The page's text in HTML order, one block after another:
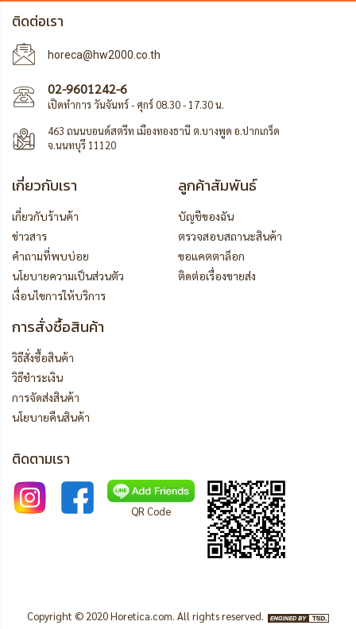
ติดต่อเรา
horeca@hw2000.co.th
02-9601242-6
เปิดทำการ วันจันทร์ - ศุกร์ 08.30 - 17.30 น.
463 ถนนบอนด์สตรีท เมืองทองธานี ต.บางพูด อ.ปากเกร็ด
จ.นนทบุรี 11120
เกี่ยวกับเรา
เกี่ยวกับร้านค้า
ข่าวสาร
คำถามที่พบบ่อย
นโยบายความเป็นส่วนตัว
เงื่อนไขการให้บริการ
ลูกค้าสัมพันธ์
บัญชีของฉัน
ตรวจสอบสถานะสินค้า
ขอแคตตาล็อก
ติดต่อเรื่องขายส่ง
การสั่งซื้อสินค้า
วิธีสั่งซื้อสินค้า
วิธีชำระเงิน
การจัดส่งสินค้า
นโยบายคืนสินค้า
ติดตามเรา
QR Code
Copyright © 2020 Horetica.com. All rights reserved.